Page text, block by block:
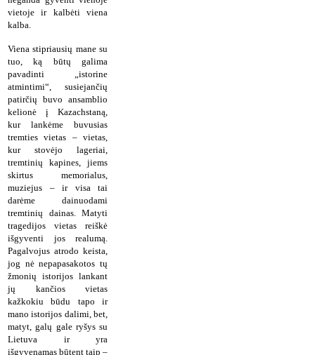
vietoje ir kalbėti viena
kalba.
Viena stipriausių mane su
tuo, ką būtų galima
pavadinti „istorine
atmintimi“, susiejančių
patirčių buvo ansamblio
kelionė į Kazachstaną,
kur lankėme buvusias
tremties vietas – vietas,
kur stovėjo lageriai,
tremtinių kapines, jiems
skirtus memorialus,
muziejus – ir visa tai
darėme dainuodami
tremtinių dainas. Matyti
tragedijos vietas reiškė
išgyventi jos realumą.
Pagalvojus atrodo keista,
jog nė nepapasakotos tų
žmonių istorijos lankant
jų kančios vietas
kažkokiu būdu tapo ir
mano istorijos dalimi, bet,
matyt, galų gale ryšys su
Lietuva ir yra
išgyvenamas būtent taip –